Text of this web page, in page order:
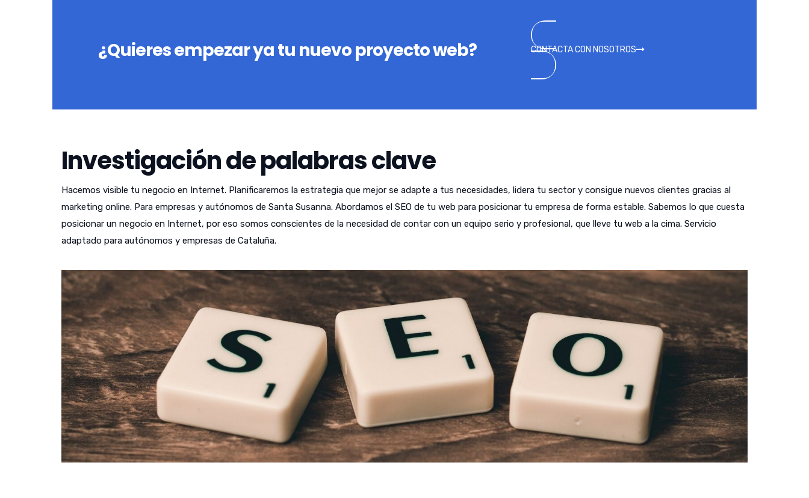
¿Quieres empezar ya tu nuevo proyecto web? CONTACTA CON NOSOTROS
Investigación de palabras clave
Hacemos visible tu negocio en Internet. Planificaremos la estrategia que mejor se adapte a tus necesidades, lidera tu sector y consigue nuevos clientes gracias al
marketing online. Para empresas y autónomos de Santa Susanna. Abordamos el SEO de tu web para posicionar tu empresa de forma estable. Sabemos lo que cuesta
posicionar un negocio en Internet, por eso somos conscientes de la necesidad de contar con un equipo serio y profesional, que lleve tu web a la cima. Servicio
adaptado para autónomos y empresas de Cataluña.